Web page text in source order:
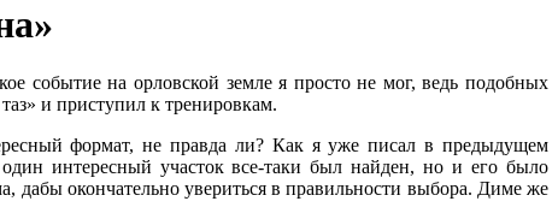
событие на орловской земле я просто не мог, ведь подобных
и приступил к тренировкам.
формат, не правда ли? Как я уже писал в предыдущем
интересный участок все-таки был найден, но и его было
дабы окончательно увериться в правильности выбора. Диме же